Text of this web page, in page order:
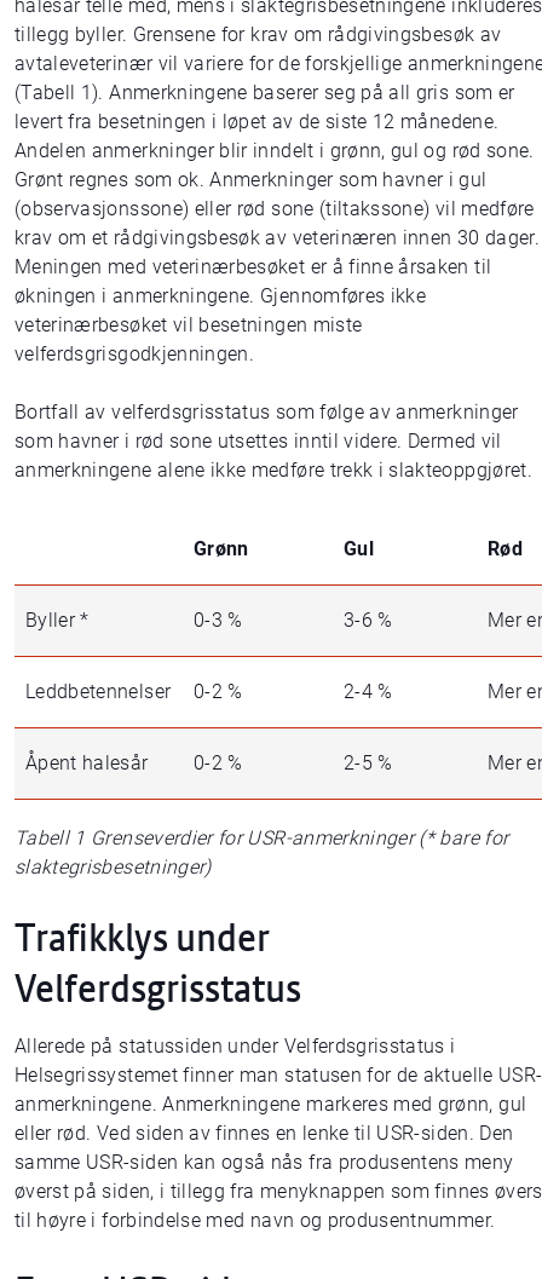
halesår telle med, mens i slaktegrisbesetningene
tillegg byller. Grensene for krav om rådgivingsbesøk av
avtaleveterinær vil variere for de forskjellige
(Tabell 1). Anmerkningene baserer seg på all gris som er
levert fra besetningen i løpet av de siste 12 månedene.
Andelen anmerkninger blir inndelt i grønn, gul og rød sone.
Grønt regnes som ok. Anmerkninger som havner i gul
(observasjonssone) eller rød sone (tiltakssone) vil medføre
krav om et rådgivingsbesøk av veterinæren innen 30 dager.
Meningen med veterinærbesøket er å finne årsaken til
økningen i anmerkningene. Gjennomføres ikke
veterinærbesøket vil besetningen miste
velferdsgrisgodkjenningen.
Bortfall av velferdsgrisstatus som følge av anmerkninger
som havner i rød sone utsettes inntil videre. Dermed vil
anmerkningene alene ikke medføre trekk i slakteoppgjøret.
Grønn Gul Rød
Byller * 0-3 % 3-6 % Mer
Leddbetennelser 0-2 % 2-4 % Mer
Åpent halesår 0-2 % 2-5 % Mer
Tabell 1 Grenseverdier for USR-anmerkninger (* bare for
slaktegrisbesetninger)
Trafikklys under
Velferdsgrisstatus
Allerede på statussiden under Velferdsgrisstatus i
Helsegrissystemet finner man statusen for de aktuelle USR-
anmerkningene. Anmerkningene markeres med grønn, gul
eller rød. Ved siden av finnes en lenke til USR-siden. Den
samme USR-siden kan også nås fra produsentens meny
øverst på siden, i tillegg fra menyknappen som finnes
til høyre i forbindelse med navn og produsentnummer.